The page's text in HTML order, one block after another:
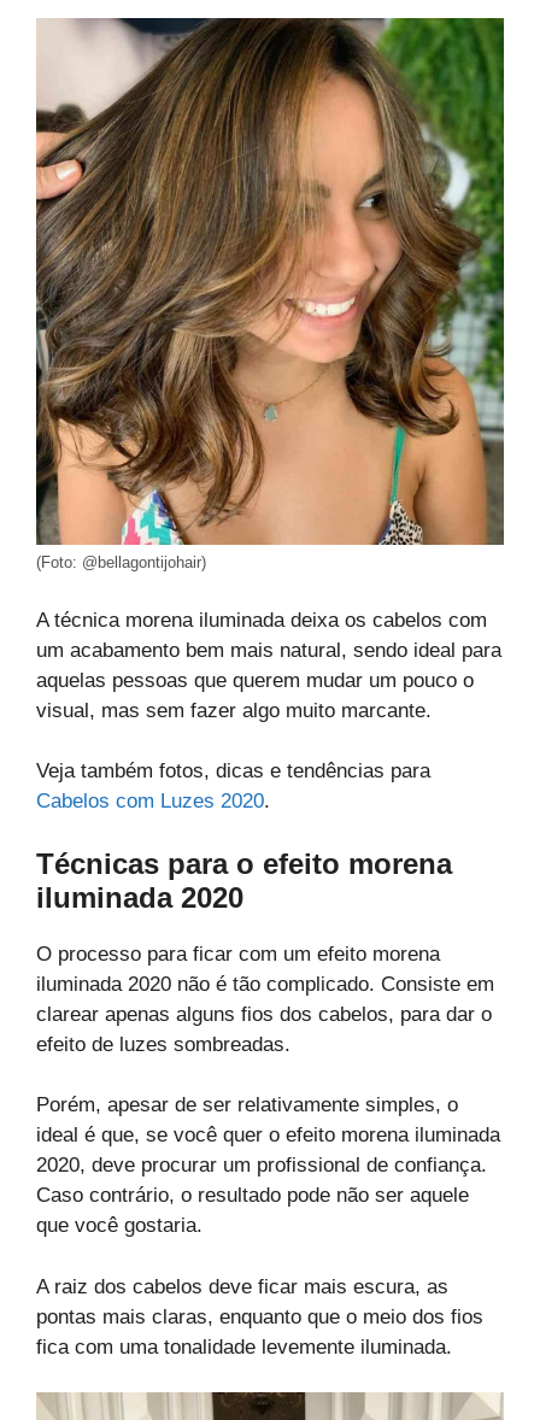
(Foto: @bellagontijohair)
A técnica morena iluminada deixa os cabelos com
um acabamento bem mais natural, sendo ideal para
aquelas pessoas que querem mudar um pouco o
visual, mas sem fazer algo muito marcante.
Veja também fotos, dicas e tendências para
Cabelos com Luzes 2020.
Técnicas para o efeito morena
iluminada 2020
O processo para ficar com um efeito morena
iluminada 2020 não é tão complicado. Consiste em
clarear apenas alguns fios dos cabelos, para dar o
efeito de luzes sombreadas.
Porém, apesar de ser relativamente simples, o
ideal é que, se você quer o efeito morena iluminada
2020, deve procurar um profissional de confiança.
Caso contrário, o resultado pode não ser aquele
que você gostaria.
A raiz dos cabelos deve ficar mais escura, as
pontas mais claras, enquanto que o meio dos fios
fica com uma tonalidade levemente iluminada.